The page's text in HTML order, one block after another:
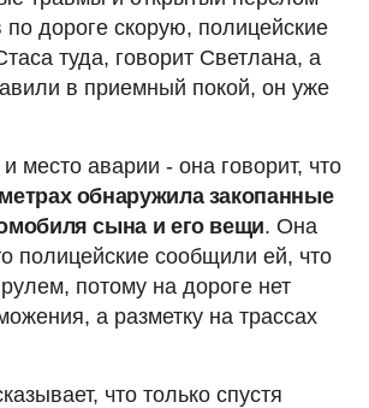
по дороге скорую, полицейские
туда, говорит Светлана, а
в приемный покой, он уже
место аварии - она говорит, что
обнаружила закопанные
сына и его вещи. Она
полицейские сообщили ей, что
потому на дороге нет
а разметку на трассах
что только спустя